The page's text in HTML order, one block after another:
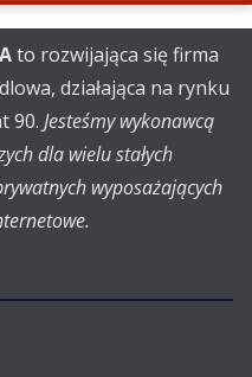
to rozwijająca się firma
działająca na rynku
90. Jesteśmy wykonawcą
dla wielu stałych
wyposażających